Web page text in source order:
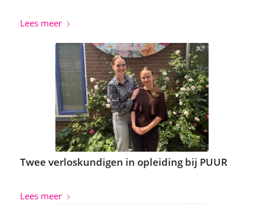
Lees meer
Twee verloskundigen in opleiding bij PUUR
Lees meer